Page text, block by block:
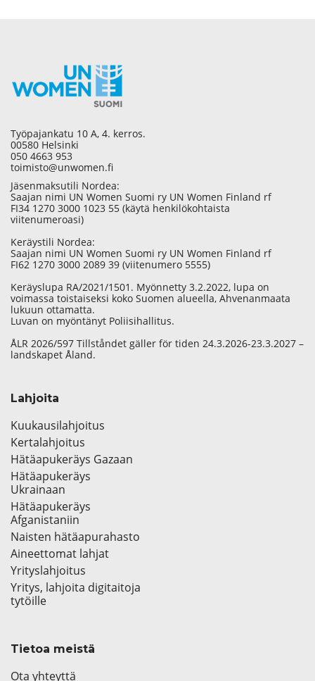
Työpajankatu 10 A, 4. kerros.
00580 Helsinki
050 4663 953
toimisto@unwomen.fi
Jäsenmaksutili Nordea:
Saajan nimi UN Women Suomi ry UN Women Finland rf
FI34 1270 3000 1023 55 (käytä henkilökohtaista
viitenumeroasi)
Keräystili Nordea:
Saajan nimi UN Women Suomi ry UN Women Finland rf
FI62 1270 3000 2089 39 (viitenumero 5555)
Keräyslupa RA/2021/1501. Myönnetty 3.2.2022, lupa on
voimassa toistaiseksi koko Suomen alueella, Ahvenanmaata
lukuun ottamatta.
Luvan on myöntänyt Poliisihallitus.
ÅLR 2026/597 Tillståndet gäller för tiden 24.3.2026-23.3.2027 –
landskapet Åland.
Lahjoita
Kuukausilahjoitus
Kertalahjoitus
Hätäapukeräys Gazaan
Hätäapukeräys
Ukrainaan
Hätäapukeräys
Afganistaniin
Naisten hätäapurahasto
Aineettomat lahjat
Yrityslahjoitus
Yritys, lahjoita digitaitoja
tytöille
Tietoa meistä
Ota yhteyttä